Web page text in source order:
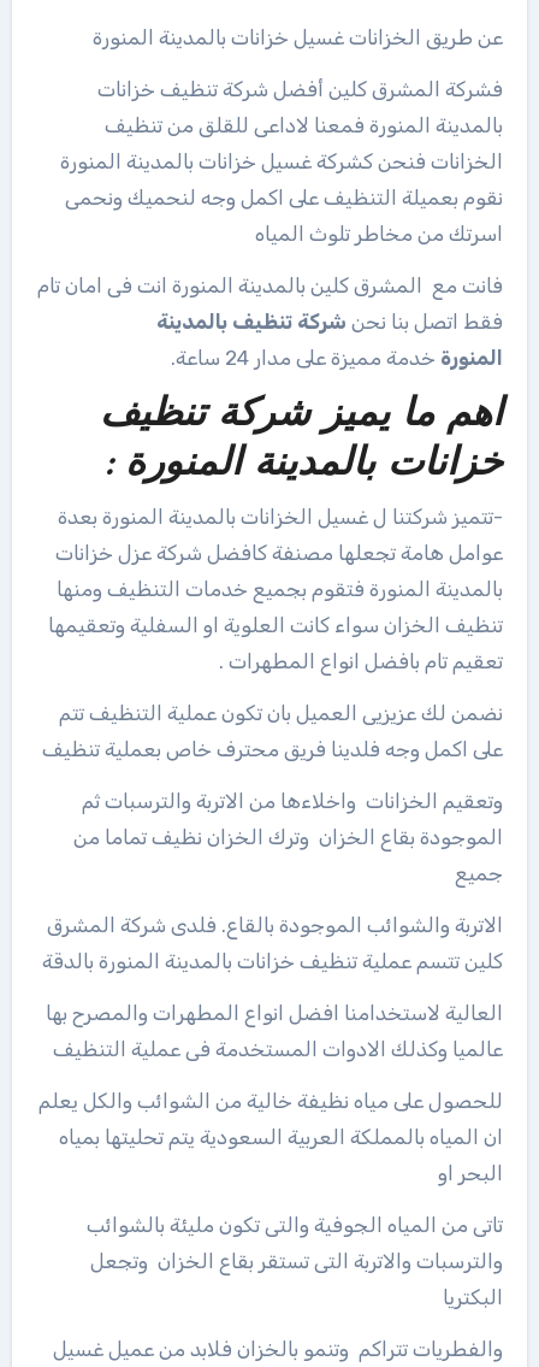
عن طريق الخزانات غسيل خزانات بالمدينة المنورة
فشركة المشرق كلين أفضل شركة تنظيف خزانات
بالمدينة المنورة فمعنا لاداعى للقلق من تنظيف
الخزانات فنحن كشركة غسيل خزانات بالمدينة المنورة
نقوم بعميلة التنظيف على اكمل وجه لنحميك ونحمى
اسرتك من مخاطر تلوث المياه
فانت مع المشرق كلين بالمدينة المنورة انت فى امان تام
فقط اتصل بنا نحنشركة تنظيف بالمدينة
المنورة خدمة مميزة على مدار 24 ساعة.
اهم ما يميز شركة تنظيف
خزانات بالمدينة المنورة :
-تتميز شركتنا ل غسيل الخزانات بالمدينة المنورة بعدة
عوامل هامة تجعلها مصنفة كافضل شركة عزل خزانات
بالمدينة المنورة فتقوم بجميع خدمات التنظيف ومنها
تنظيف الخزان سواء كانت العلوية او السفلية وتعقيمها
تعقيم تام بافضل انواع المطهرات .
نضمن لك عزيزيى العميل بان تكون عملية التنظيف تتم
على اكمل وجه فلدينا فريق محترف خاص بعملية تنظيف
وتعقيم الخزانات واخلاءها من الاتربة والترسبات ثم
الموجودة بقاع الخزان وترك الخزان نظيف تماما من
جميع
الاتربة والشوائب الموجودة بالقاع. فلدى شركة المشرق
كلين تتسم عملية تنظيف خزانات بالمدينة المنورة بالدقة
العالية لاستخدامنا افضل انواع المطهرات والمصرح بها
عالميا وكذلك الادوات المستخدمة فى عملية التنظيف
للحصول على مياه نظيفة خالية من الشوائب والكل يعلم
ان المياه بالمملكة العربية السعودية يتم تحليتها بمياه
البحر او
تاتى من المياه الجوفية والتى تكون مليئة بالشوائب
والترسبات والاتربة التى تستقر بقاع الخزان وتجعل
البكتريا
والفطريات تتراكم وتنمو بالخزان فلابد من عميل غسيل